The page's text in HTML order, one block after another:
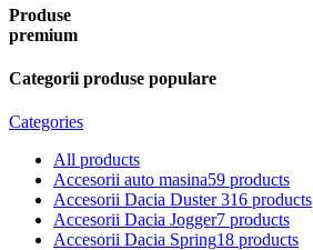
Produse
premium
Categorii produse populare
Categories
All products
Accesorii auto masina59 products
Accesorii Dacia Duster 316 products
Accesorii Dacia Jogger7 products
Accesorii Dacia Spring18 products